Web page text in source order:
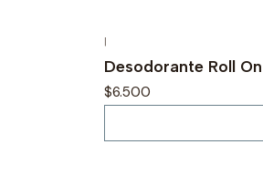
|
Desodorante Roll
$6.500